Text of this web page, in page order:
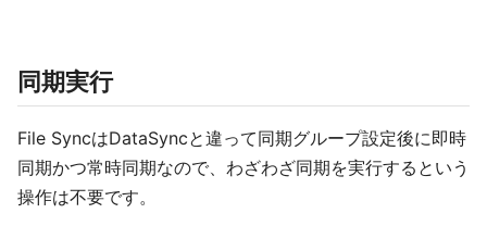
同期実行
File SyncはDataSyncと違って同期グループ設定後に即時
同期かつ常時同期なので、わざわざ同期を実行するという
操作は不要です。